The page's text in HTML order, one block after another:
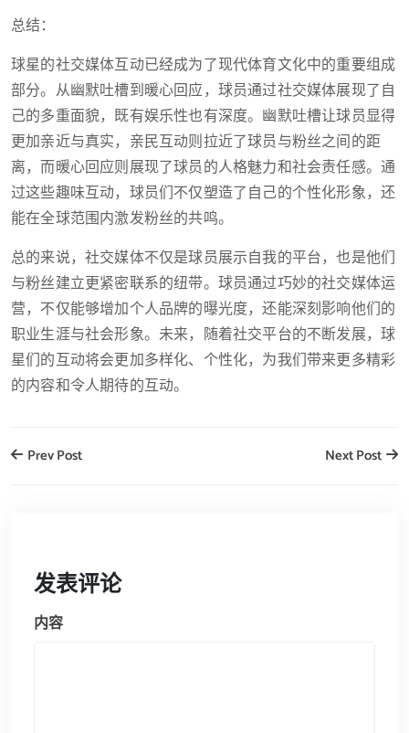
总结：
球星的社交媒体互动已经成为了现代体育文化中的重要组成
部分。从幽默吐槽到暖心回应，球员通过社交媒体展现了自
己的多重面貌，既有娱乐性也有深度。幽默吐槽让球员显得
更加亲近与真实，亲民互动则拉近了球员与粉丝之间的距
离，而暖心回应则展现了球员的人格魅力和社会责任感。通
过这些趣味互动，球员们不仅塑造了自己的个性化形象，还
能在全球范围内激发粉丝的共鸣。
总的来说，社交媒体不仅是球员展示自我的平台，也是他们
与粉丝建立更紧密联系的纽带。球员通过巧妙的社交媒体运
营，不仅能够增加个人品牌的曝光度，还能深刻影响他们的
职业生涯与社会形象。未来，随着社交平台的不断发展，球
星们的互动将会更加多样化、个性化，为我们带来更多精彩
的内容和令人期待的互动。
Prev Post Next Post
发表评论
内容